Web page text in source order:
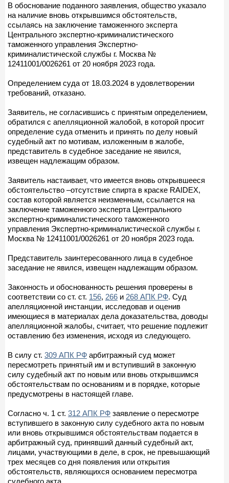
В обоснование поданного заявления, общество указало
на наличие вновь открывшимся обстоятельств,
ссылаясь на заключение таможенного эксперта
Центрального экспертно-криминалистического
таможенного управления Экспертно-
криминалистической службы г. Москва №
12411001/0026261 от 20 ноября 2023 года.
Определением суда от 18.03.2024 в удовлетворении
требований, отказано.
Заявитель, не согласившись с принятым определением,
обратился с апелляционной жалобой, в которой просит
определение суда отменить и принять по делу новый
судебный акт по мотивам, изложенным в жалобе,
представитель в судебное заседание не явился,
извещен надлежащим образом.
Заявитель настаивает, что имеется вновь открывшееся
обстоятельство –отсутствие спирта в краске RAIDEХ,
состав которой является неизменным, ссылается на
заключение таможенного эксперта Центрального
экспертно-криминалистического таможенного
управления Экспертно-криминалистической службы г.
Москва № 12411001/0026261 от 20 ноября 2023 года.
Представитель заинтересованного лица в судебное
заседание не явился, извещен надлежащим образом.
Законность и обоснованность решения проверены в
соответствии со ст. ст. 156, 266 и 268 АПК РФ. Суд
апелляционной инстанции, исследовав и оценив
имеющиеся в материалах дела доказательства, доводы
апелляционной жалобы, считает, что решение подлежит
оставлению без изменения, исходя из следующего.
В силу ст. 309 АПК РФ арбитражный суд может
пересмотреть принятый им и вступивший в законную
силу судебный акт по новым или вновь открывшимся
обстоятельствам по основаниям и в порядке, которые
предусмотрены в настоящей главе.
Согласно ч. 1 ст. 312 АПК РФ заявление о пересмотре
вступившего в законную силу судебного акта по новым
или вновь открывшимся обстоятельствам подается в
арбитражный суд, принявший данный судебный акт,
лицами, участвующими в деле, в срок, не превышающий
трех месяцев со дня появления или открытия
обстоятельств, являющихся основанием пересмотра
судебного акта.